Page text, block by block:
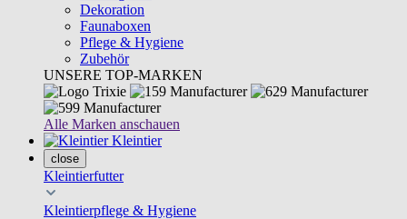
Dekoration
Faunaboxen
Pflege & Hygiene
Zubehör
UNSERE TOP-MARKEN
Alle Marken anschauen
Kleintier
close
Kleintierfutter
Kleintierpflege & Hygiene